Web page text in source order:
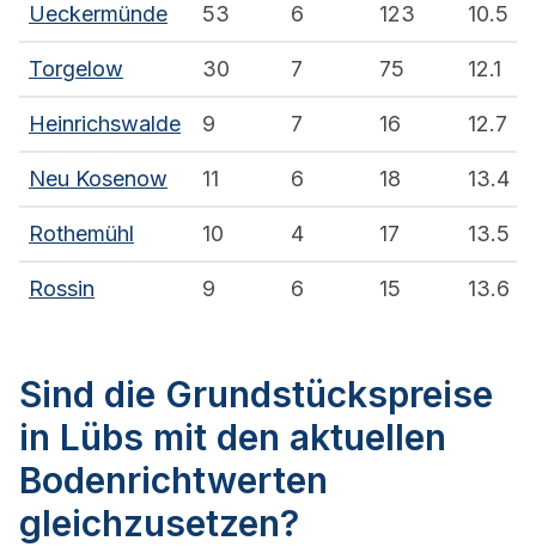
Ueckermünde 53 6 123 10.5
Torgelow 30 7 75 12.1
Heinrichswalde 9 7 16 12.7
Neu Kosenow 11 6 18 13.4
Rothemühl 10 4 17 13.5
Rossin 9 6 15 13.6
Sind die Grundstückspreise
in Lübs mit den aktuellen
Bodenrichtwerten
gleichzusetzen?